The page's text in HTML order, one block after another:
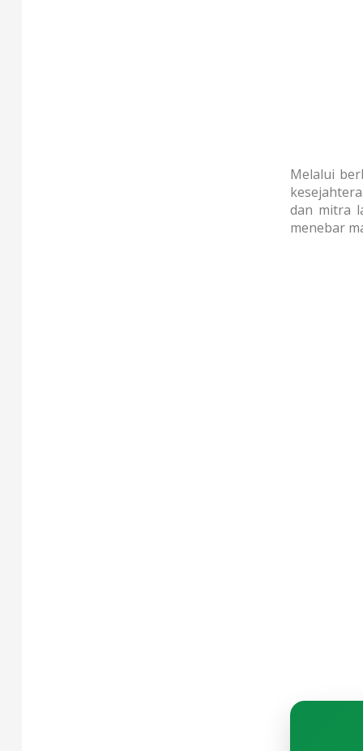
Melalui
dan mitra
menebar